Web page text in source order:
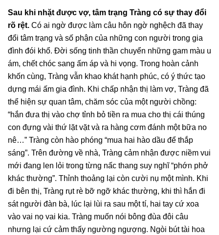
Sau khi nhặt được vợ, tâm trạng Tràng có sự thay đổi
rõ rệt. Có ai ngờ được làm câu hôn ngờ nghệch đã thay
đổi tâm trạng và số phận của những con người trong gia
đình đói khổ. Đời sống tinh thần chuyển những gam màu u
ám, chết chóc sang ấm áp và hi vọng. Trong hoàn cảnh
khốn cùng, Tràng vẫn khao khát hạnh phúc, có ý thức tạo
dựng mái ấm gia đình. Khi chấp nhận thị làm vợ, Tràng đã
thể hiện sự quan tâm, chăm sóc của một người chồng:
“hắn đưa thị vào chợ tỉnh bỏ tiền ra mua cho thị cái thúng
con đựng vài thứ lặt vặt và ra hàng cơm đánh một bữa no
nê…” Tràng còn hào phóng “mua hai hào dầu để thắp
sáng”. Trên đường về nhà, Tràng cảm nhận được niềm vui
mới đang len lỏi trong từng nấc thang suy nghĩ “phớn phở
khác thường”. Thỉnh thoảng lại còn cười nụ một mình. Khi
đi bên thị, Tràng rụt rè bỡ ngỡ khác thường, khi thì hắn đi
sát người đàn bà, lúc lại lùi ra sau một tí, hai tay cứ xoa
vào vai nọ vai kia. Tràng muốn nói bông đùa đôi câu
nhưng lại cứ cảm thấy ngường ngượng. Ngòi bút tài hoa